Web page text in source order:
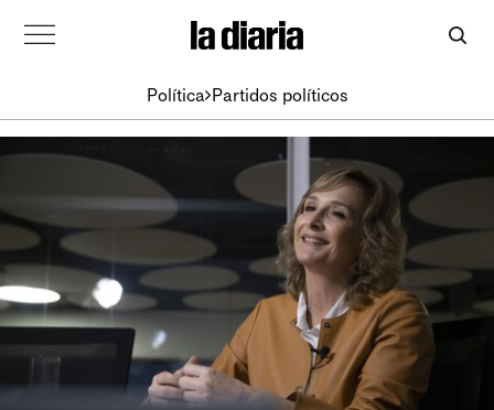
Política Partidos políticos